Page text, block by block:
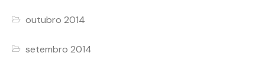
outubro 2014
setembro 2014